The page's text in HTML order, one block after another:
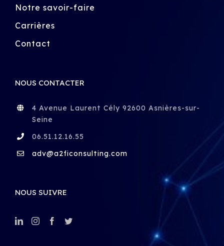
Notre savoir-faire
Carrières
Contact
NOUS CONTACTER
4 Avenue Laurent Cély 92600 Asnières-sur-
Seine
06.51.12.16.55
adv@a2ficonsulting.com
NOUS SUIVRE